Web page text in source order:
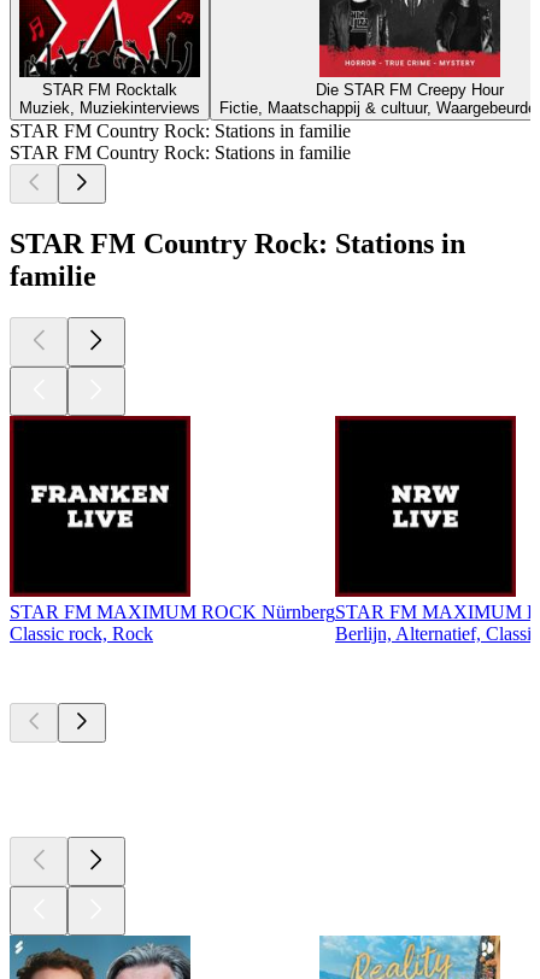
STAR FM Rocktalk
Muziek, Muziekinterviews
Die STAR FM Creepy Hour
Fictie, Maatschappij & cultuur,
STAR FM Country Rock: Stations in familie
STAR FM Country Rock: Stations in familie
STAR FM Country Rock: Stations in
familie
STAR FM MAXIMUM ROCK Nürnberg
Classic rock, Rock
STAR FM MAXIMUM
Berlijn, Alternatief,